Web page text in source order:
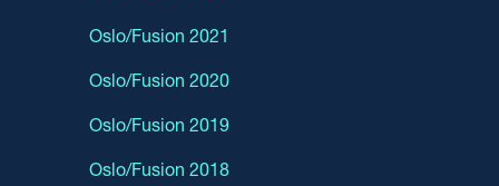
Oslo/Fusion 2021
Oslo/Fusion 2020
Oslo/Fusion 2019
Oslo/Fusion 2018